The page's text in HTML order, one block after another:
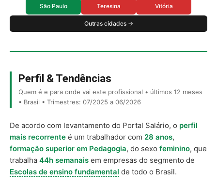
São Paulo Teresina Vitória
Outras cidades →
Perfil & Tendências
Quem é e para onde vai este profissional • últimos 12 meses
• Brasil • Trimestres: 07/2025 a 06/2026
De acordo com levantamento do Portal Salário, o perfil
mais recorrente é um trabalhador com 28 anos,
formação superior em Pedagogia, do sexo feminino, que
trabalha 44h semanais em empresas do segmento de
Escolas de ensino fundamental de todo o Brasil.